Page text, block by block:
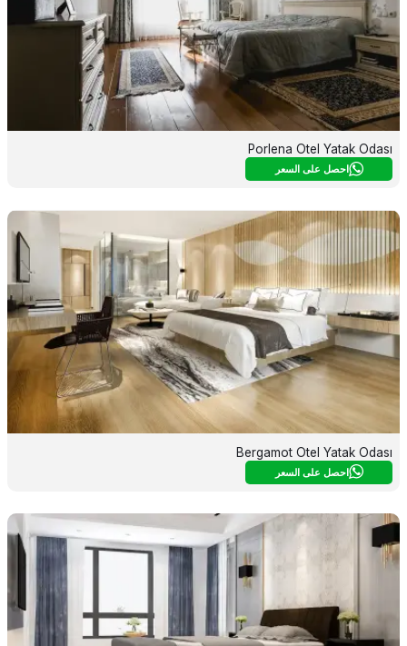
Porlena Otel Yatak Odası
احصل على السعر
Bergamot Otel Yatak Odası
احصل على السعر